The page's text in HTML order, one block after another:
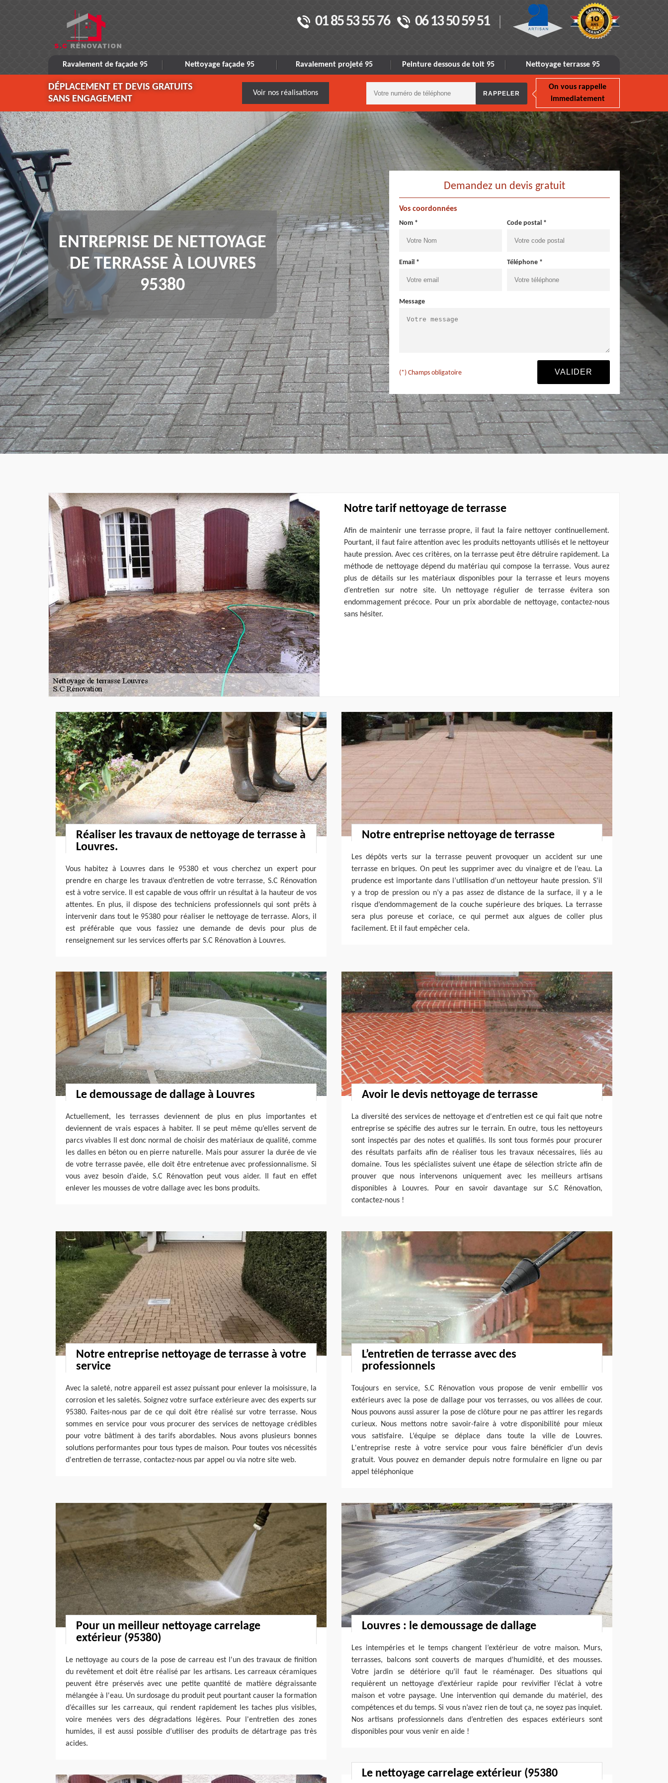
01 85 53 55 76 06 13 50 59 51
Ravalement de façade 95 Nettoyage façade 95 Ravalement projeté 95 Peinture dessous de toit 95 Nettoyage terrasse 95
DÉPLACEMENT ET DEVIS GRATUITS
SANS ENGAGEMENT
Voir nos réalisations
On vous rappelle
immediatement
ENTREPRISE DE NETTOYAGE
DE TERRASSE À LOUVRES
95380
Demandez un devis gratuit
Vos coordonnées
Nom * Code postal *
Email * Téléphone *
Message
(*) Champs obligatoire
Notre tarif nettoyage de terrasse
Afin de maintenir une terrasse propre, il faut la faire nettoyer continuellement.
Pourtant, il faut faire attention avec les produits nettoyants utilisés et le nettoyeur
haute pression. Avec ces critères, on la terrasse peut être détruire rapidement. La
méthode de nettoyage dépend du matériau qui compose la terrasse. Vous aurez
plus de détails sur les matériaux disponibles pour la terrasse et leurs moyens
d’entretien sur notre site. Un nettoyage régulier de terrasse évitera son
endommagement précoce. Pour un prix abordable de nettoyage, contactez-nous
sans hésiter.
Réaliser les travaux de nettoyage de terrasse à
Louvres.
Vous habitez à Louvres dans le 95380 et vous cherchez un expert pour
prendre en charge les travaux d’entretien de votre terrasse, S.C Rénovation
est à votre service. Il est capable de vous offrir un résultat à la hauteur de vos
attentes. En plus, il dispose des techniciens professionnels qui sont prêts à
intervenir dans tout le 95380 pour réaliser le nettoyage de terrasse. Alors, il
est préférable que vous fassiez une demande de devis pour plus de
renseignement sur les services offerts par S.C Rénovation à Louvres.
Notre entreprise nettoyage de terrasse
Les dépôts verts sur la terrasse peuvent provoquer un accident sur une
terrasse en briques. On peut les supprimer avec du vinaigre et de l’eau. La
prudence est importante dans l’utilisation d’un nettoyeur haute pression. S’il
y a trop de pression ou n’y a pas assez de distance de la surface, il y a le
risque d’endommagement de la couche supérieure des briques. La terrasse
sera plus poreuse et coriace, ce qui permet aux algues de coller plus
facilement. Et il faut empêcher cela.
Le demoussage de dallage à Louvres
Actuellement, les terrasses deviennent de plus en plus importantes et
deviennent de vrais espaces à habiter. Il se peut même qu’elles servent de
parcs vivables Il est donc normal de choisir des matériaux de qualité, comme
les dalles en béton ou en pierre naturelle. Mais pour assurer la durée de vie
de votre terrasse pavée, elle doit être entretenue avec professionnalisme. Si
vous avez besoin d’aide, S.C Rénovation peut vous aider. Il faut en effet
enlever les mousses de votre dallage avec les bons produits.
Avoir le devis nettoyage de terrasse
La diversité des services de nettoyage et d'entretien est ce qui fait que notre
entreprise se spécifie des autres sur le terrain. En outre, tous les nettoyeurs
sont inspectés par des notes et qualifiés. Ils sont tous formés pour procurer
des résultats parfaits afin de réaliser tous les travaux nécessaires, liés au
domaine. Tous les spécialistes suivent une étape de sélection stricte afin de
prouver que nous intervenons uniquement avec les meilleurs artisans
disponibles à Louvres. Pour en savoir davantage sur S.C Rénovation,
contactez-nous !
Notre entreprise nettoyage de terrasse à votre
service
Avec la saleté, notre appareil est assez puissant pour enlever la moisissure, la
corrosion et les saletés. Soignez votre surface extérieure avec des experts sur
95380. Faites-nous par de ce qui doit être réalisé sur votre terrasse. Nous
sommes en service pour vous procurer des services de nettoyage crédibles
pour votre bâtiment à des tarifs abordables. Nous avons plusieurs bonnes
solutions performantes pour tous types de maison. Pour toutes vos nécessités
d'entretien de terrasse, contactez-nous par appel ou via notre site web.
L’entretien de terrasse avec des
professionnels
Toujours en service, S.C Rénovation vous propose de venir embellir vos
extérieurs avec la pose de dallage pour vos terrasses, ou vos allées de cour.
Nous pouvons aussi assurer la pose de clôture pour ne pas attirer les regards
curieux. Nous mettons notre savoir-faire à votre disponibilité pour mieux
vous satisfaire. L’équipe se déplace dans toute la ville de Louvres.
L'entreprise reste à votre service pour vous faire bénéficier d’un devis
gratuit. Vous pouvez en demander depuis notre formulaire en ligne ou par
appel téléphonique
Pour un meilleur nettoyage carrelage
extérieur (95380)
Le nettoyage au cours de la pose de carreau est l'un des travaux de finition
du revêtement et doit être réalisé par les artisans. Les carreaux céramiques
peuvent être préservés avec une petite quantité de matière dégraissante
mélangée à l'eau. Un surdosage du produit peut pourtant causer la formation
d’écailles sur les carreaux, qui rendent rapidement les taches plus visibles,
voire menées vers des dégradations légères. Pour l'entretien des zones
humides, il est aussi possible d’utiliser des produits de détartrage pas très
acides.
Louvres : le demoussage de dallage
Les intempéries et le temps changent l’extérieur de votre maison. Murs,
terrasses, balcons sont couverts de marques d’humidité, et des mousses.
Votre jardin se détériore qu’il faut le réaménager. Des situations qui
requièrent un nettoyage d’extérieur rapide pour revivifier l’éclat à votre
maison et votre paysage. Une intervention qui demande du matériel, des
compétences et du temps. Si vous n’avez rien de tout ça, ne soyez pas inquiet.
Nos artisans professionnels dans d’entretien des espaces extérieurs sont
disponibles pour vous venir en aide !
Le nettoyage carrelage extérieur (95380